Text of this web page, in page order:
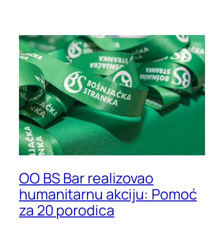
OO BS Bar realizovao
humanitarnu akciju: Pomoć
za 20 porodica